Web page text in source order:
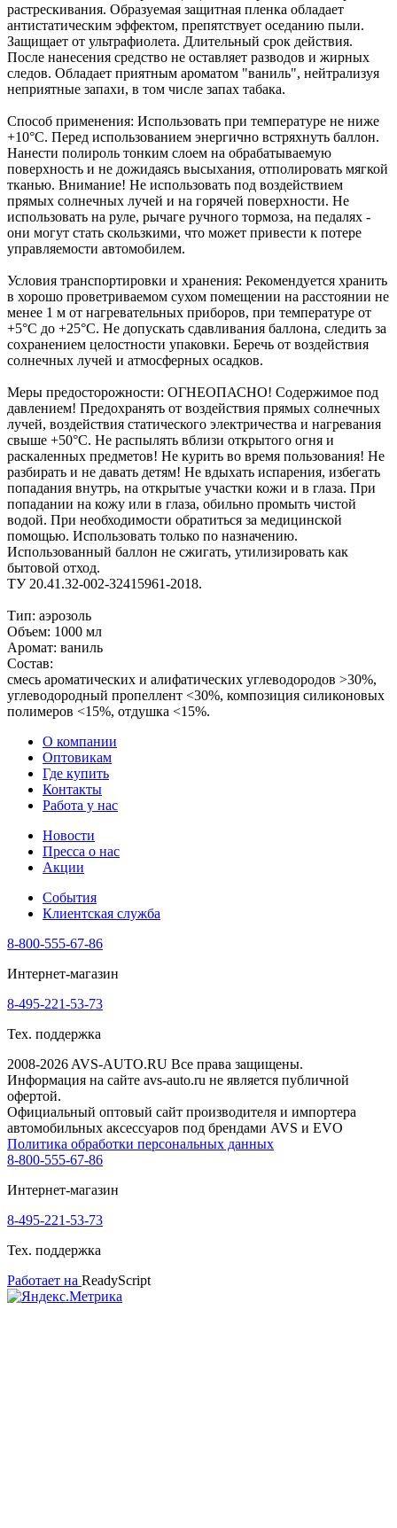
растрескивания. Образуемая защитная пленка обладает
антистатическим эффектом, препятствует оседанию пыли.
Защищает от ультрафиолета. Длительный срок действия.
После нанесения средство не оставляет разводов и жирных
следов. Обладает приятным ароматом "ваниль", нейтрализуя
неприятные запахи, в том числе запах табака.
Способ применения: Использовать при температуре не ниже
+10°С. Перед использованием энергично встряхнуть баллон.
Нанести полироль тонким слоем на обрабатываемую
поверхность и не дожидаясь высыхания, отполировать мягкой
тканью. Внимание! Не использовать под воздействием
прямых солнечных лучей и на горячей поверхности. Не
использовать на руле, рычаге ручного тормоза, на педалях -
они могут стать скользкими, что может привести к потере
управляемости автомобилем.
Условия транспортировки и хранения: Рекомендуется хранить
в хорошо проветриваемом сухом помещении на расстоянии не
менее 1 м от нагревательных приборов, при температуре от
+5°С до +25°С. Не допускать сдавливания баллона, следить за
сохранением целостности упаковки. Беречь от воздействия
солнечных лучей и атмосферных осадков.
Меры предосторожности: ОГНЕОПАСНО! Содержимое под
давлением! Предохранять от воздействия прямых солнечных
лучей, воздействия статического электричества и нагревания
свыше +50°С. Не распылять вблизи открытого огня и
раскаленных предметов! Не курить во время пользования! Не
разбирать и не давать детям! Не вдыхать испарения, избегать
попадания внутрь, на открытые участки кожи и в глаза. При
попадании на кожу или в глаза, обильно промыть чистой
водой. При необходимости обратиться за медицинской
помощью. Использовать только по назначению.
Использованный баллон не сжигать, утилизировать как
бытовой отход.
ТУ 20.41.32-002-32415961-2018.
Тип: аэрозоль
Объем: 1000 мл
Аромат: ваниль
Состав:
смесь ароматических и алифатических углеводородов >30%,
углеводородный пропеллент <30%, композиция силиконовых
полимеров <15%, отдушка <15%.
О компании
Оптовикам
Где купить
Контакты
Работа у нас
Новости
Пресса о нас
Акции
События
Клиентская служба
8-800-555-67-86
Интернет-магазин
8-495-221-53-73
Тех. поддержка
2008-2026 AVS-AUTO.RU Все права защищены.
Информация на сайте avs-auto.ru не является публичной
офертой.
Официальный оптовый сайт производителя и импортера
автомобильных аксессуаров под брендами AVS и EVO
Политика обработки персональных данных
8-800-555-67-86
Интернет-магазин
8-495-221-53-73
Тех. поддержка
Работает на ReadyScript